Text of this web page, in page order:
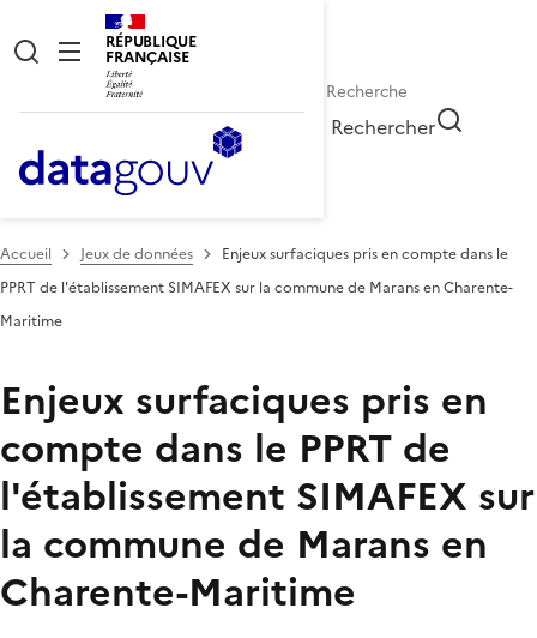
RÉPUBLIQUE
FRANÇAISE
Rechercher
Accueil Jeux de données
Enjeux surfaciques pris en compte dans le
PPRT de l'établissement SIMAFEX sur la commune de Marans en Charente-
Maritime
Enjeux surfaciques pris en
compte dans le PPRT de
l'établissement SIMAFEX sur
la commune de Marans en
Charente-Maritime